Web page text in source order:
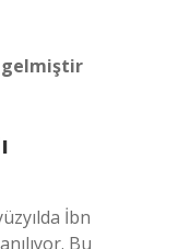
gelmiştir
İbn
Bu